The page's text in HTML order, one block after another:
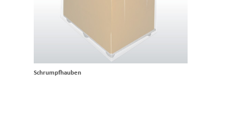
Schrumpfhauben